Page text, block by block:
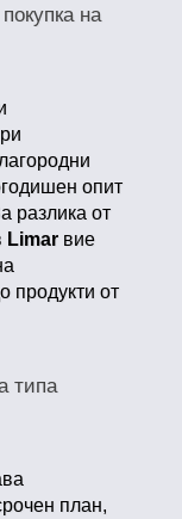
на
опит
разлика от
Limar вие
продукти от
типа
план,